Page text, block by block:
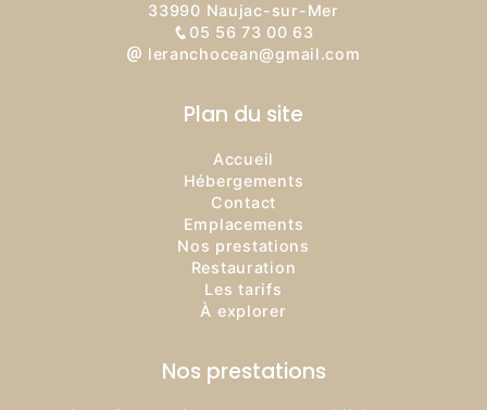
33990 Naujac-sur-Mer
05 56 73 00 63
leranchocean@gmail.com
Plan du site
Accueil
Hébergements
Contact
Emplacements
Nos prestations
Restauration
Les tarifs
À explorer
Nos prestations